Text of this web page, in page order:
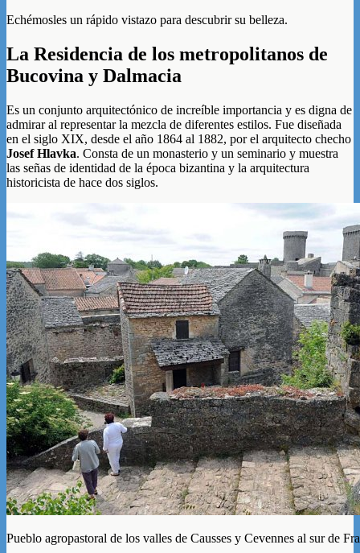
Echémosles un rápido vistazo para descubrir su belleza.
La Residencia de los metropolitanos de
Bucovina y Dalmacia
Es un conjunto arquitectónico de increíble importancia y es digna de
admirar al representar la mezcla de diferentes estilos. Fue diseñada
en el siglo XIX, desde el año 1864 al 1882, por el arquitecto checho
Josef Hlavka. Consta de un monasterio y un seminario y muestra
las señas de identidad de la época bizantina y la arquitectura
historicista de hace dos siglos.
Pueblo agropastoral de los valles de Causses y Cevennes al sur de